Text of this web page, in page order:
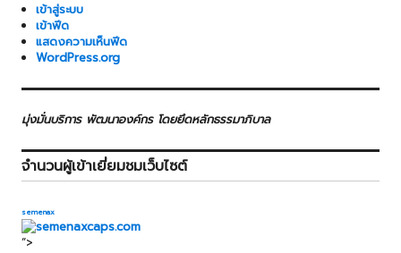
เข้าสู่ระบบ
เข้าฟีด
แสดงความเห็นฟีด
WordPress.org
มุ่งมั่นบริการ พัฒนาองค์กร โดยยึดหลักธรรมาภิบาล
จำนวนผู้เข้าเยี่ยมชมเว็บไซต์
semenax
“>